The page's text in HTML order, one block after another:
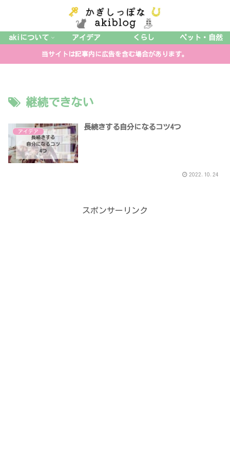
akiについて アイデア くらし ペット・自然
当サイトは記事内に広告を含む場合があります。
継続できない
アイデア
長続きする自分になるコツ4つ
2022.10.24
スポンサーリンク